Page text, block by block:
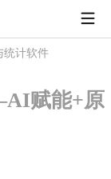
统计软件
赋能+原